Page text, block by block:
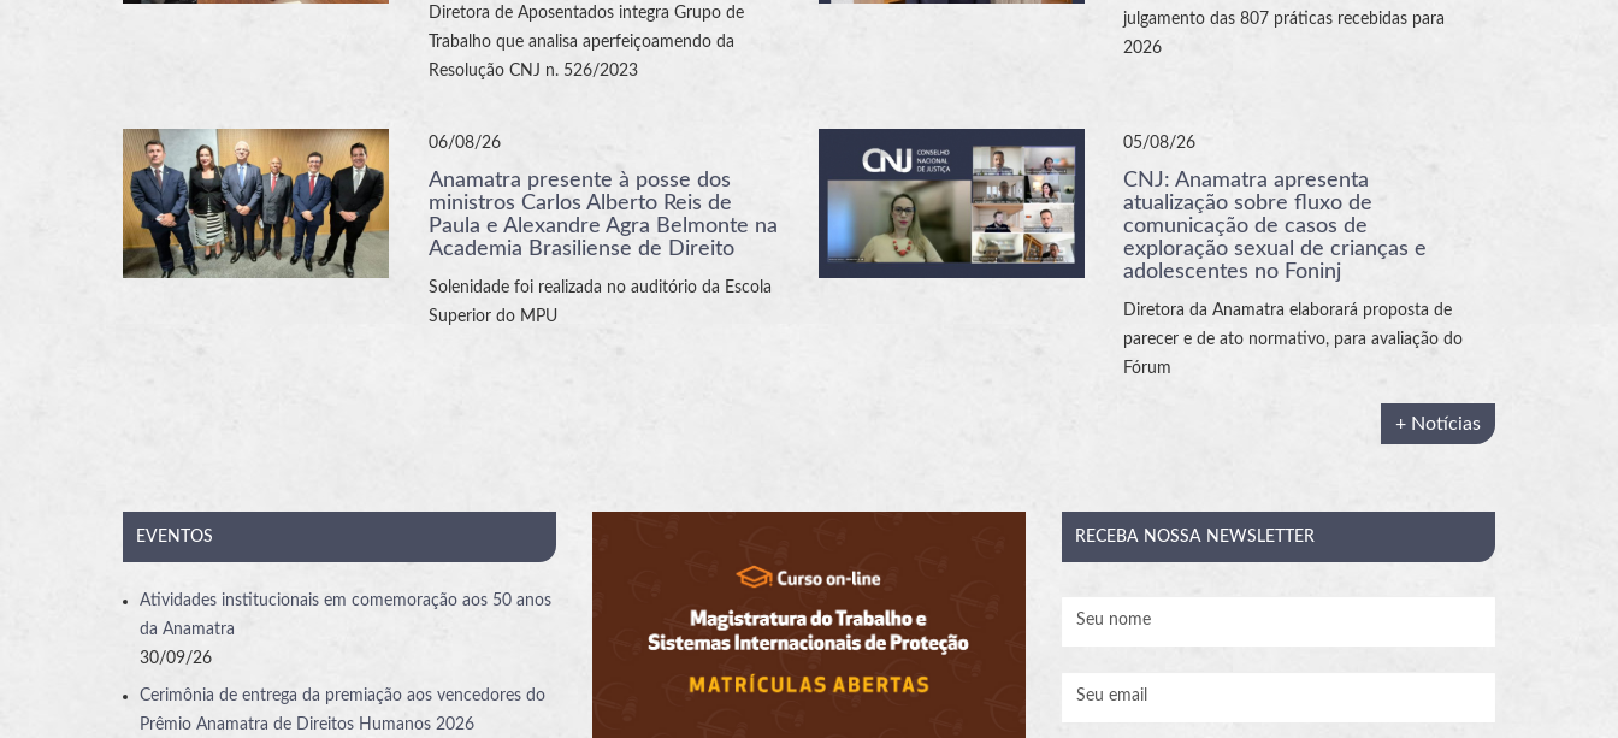
Diretora de Aposentados integra Grupo de
Trabalho que analisa aperfeiçoamendo da
Resolução CNJ n. 526/2023
julgamento das 807 práticas recebidas para
2026
06/08/26
Anamatra presente à posse dos
ministros Carlos Alberto Reis de
Paula e Alexandre Agra Belmonte na
Academia Brasiliense de Direito
Solenidade foi realizada no auditório da Escola
Superior do MPU
05/08/26
CNJ: Anamatra apresenta
atualização sobre fluxo de
comunicação de casos de
exploração sexual de crianças e
adolescentes no Foninj
Diretora da Anamatra elaborará proposta de
parecer e de ato normativo, para avaliação do
Fórum
+ Notícias
EVENTOS
Atividades institucionais em comemoração aos 50 anos
da Anamatra
30/09/26
Cerimônia de entrega da premiação aos vencedores do
Prêmio Anamatra de Direitos Humanos 2026
RECEBA NOSSA NEWSLETTER